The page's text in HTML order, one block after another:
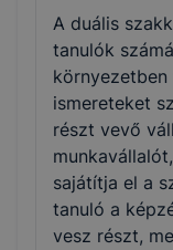
A duális
tanulók
környezetben
ismereteket
részt vevő
sajátítja el a
tanuló a
vesz részt,